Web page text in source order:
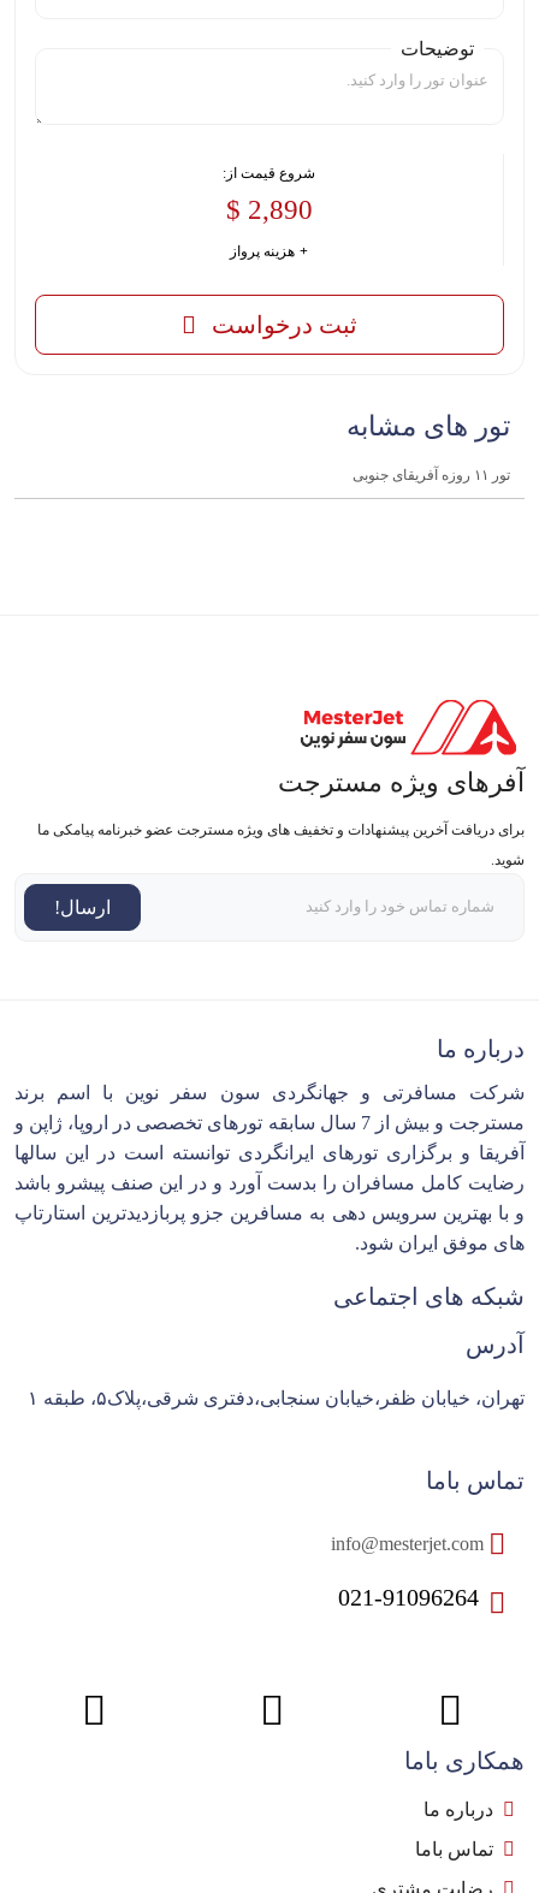
توضیحات
شروع قیمت از:
2,890 $
هزینه پرواز
ثبت درخواست
تور های مشابه
تور ۱۱ روزه آفریقای جنوبی
آفرهای ویژه مسترجت
برای دریافت آخرین پیشنهادات و تخفیف های ویژه مسترجت عضو خبرنامه پیامکی ما
شوید.
ارسال!
درباره ما
شرکت مسافرتی و جهانگردی سون سفر نوین با اسم برند
مسترجت و بیش از 7 سال سابقه تورهای تخصصی در اروپا، ژاپن و
آفریقا و برگزاری تورهای ایرانگردی توانسته است در این سالها
رضایت کامل مسافران را بدست آورد و در این صنف پیشرو باشد
و با بهترین سرویس دهی به مسافرین جزو پربازدیدترین استارتاپ
های موفق ایران شود.
شبکه های اجتماعی
آدرس
تهران، خیابان ظفر،خیابان سنجابی،دفتری شرقی،پلاک۵، طبقه ۱
تماس باما
021-91096264
همکاری باما
درباره ما
تماس باما
رضایت مشتری